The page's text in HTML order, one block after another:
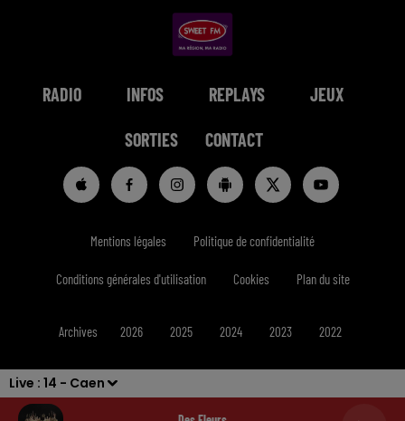
Live : 14 - Caen
RADIO INFOS REPLAYS JEUX
SORTIES CONTACT
Mentions légales Politique de confidentialité
Conditions générales d'utilisation Cookies Plan du site
Archives 2026 2025 2024 2023 2022